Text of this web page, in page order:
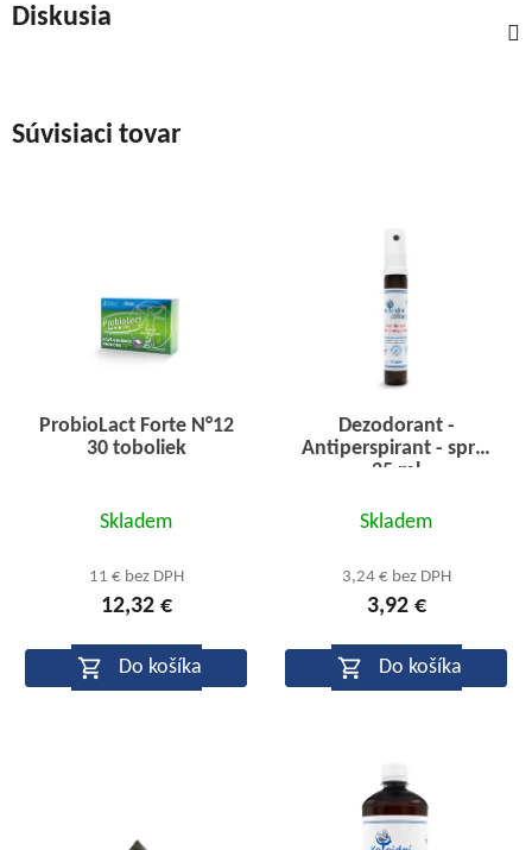
Diskusia
Súvisiaci tovar
ProbioLact Forte N°12
30 toboliek
produktu
je
4,5
z
Skladem
11 € bez DPH
12,32 €
Do košíka
Dezodorant -
Antiperspirant - sprej
25 ml
produktu
je
5,0
z
Skladem
3,24 € bez DPH
3,92 €
Do košíka